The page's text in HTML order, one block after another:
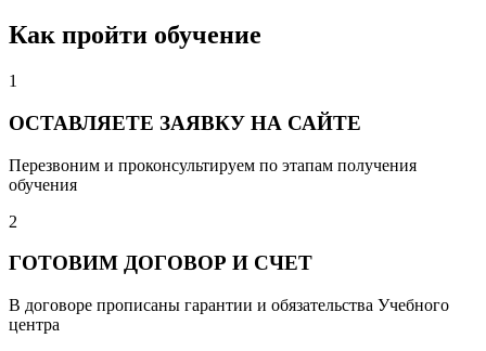
Как пройти обучение
1
ОСТАВЛЯЕТЕ ЗАЯВКУ НА САЙТЕ
Перезвоним и проконсультируем по этапам получения
обучения
2
ГОТОВИМ ДОГОВОР И СЧЕТ
В договоре прописаны гарантии и обязательства Учебного
центра